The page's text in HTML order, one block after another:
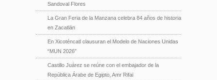
Sandoval Flores
La Gran Feria de la Manzana celebra 84 años de historia
en Zacatlán
En Xicoténcatl clausuran el Modelo de Naciones Unidas
“MUN 2026”
Castillo Juárez se reúne con el embajador de la
República Árabe de Egipto, Amr Rifai